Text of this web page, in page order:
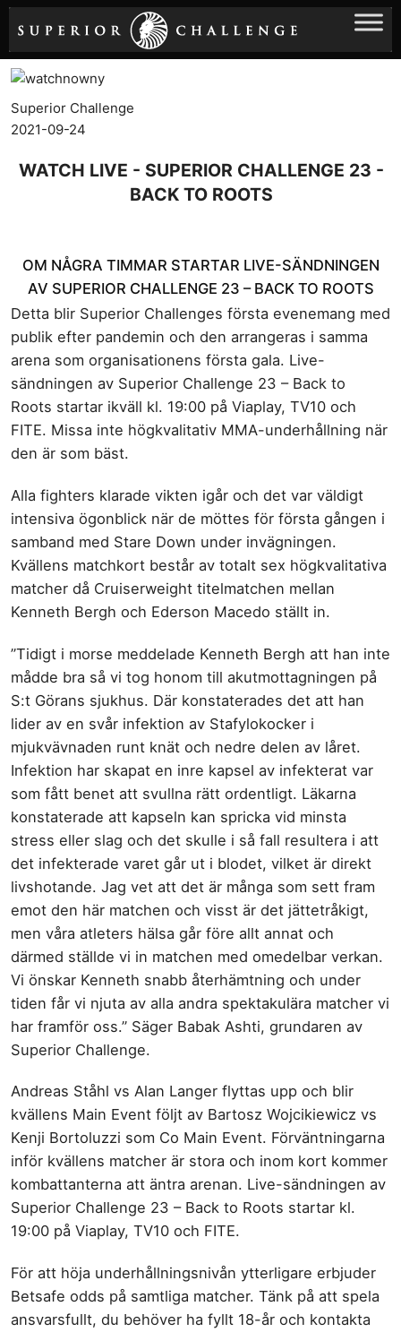
Hoppa
innehåll
Superior Challenge
2021-09-24
WATCH LIVE - SUPERIOR CHALLENGE 23 -
BACK TO ROOTS
OM NÅGRA TIMMAR STARTAR LIVE-SÄNDNINGEN
AV SUPERIOR CHALLENGE 23 – BACK TO ROOTS
Detta blir Superior Challenges första evenemang med
publik efter pandemin och den arrangeras i samma
arena som organisationens första gala. Live-
sändningen av Superior Challenge 23 – Back to
Roots startar ikväll kl. 19:00 på Viaplay, TV10 och
FITE. Missa inte högkvalitativ MMA-underhållning när
den är som bäst.
Alla fighters klarade vikten igår och det var väldigt
intensiva ögonblick när de möttes för första gången i
samband med Stare Down under invägningen.
Kvällens matchkort består av totalt sex högkvalitativa
matcher då Cruiserweight titelmatchen mellan
Kenneth Bergh och Ederson Macedo ställt in.
”Tidigt i morse meddelade Kenneth Bergh att han inte
mådde bra så vi tog honom till akutmottagningen på
S:t Görans sjukhus. Där konstaterades det att han
lider av en svår infektion av Stafylokocker i
mjukvävnaden runt knät och nedre delen av låret.
Infektion har skapat en inre kapsel av infekterat var
som fått benet att svullna rätt ordentligt. Läkarna
konstaterade att kapseln kan spricka vid minsta
stress eller slag och det skulle i så fall resultera i att
det infekterade varet går ut i blodet, vilket är direkt
livshotande. Jag vet att det är många som sett fram
emot den här matchen och visst är det jättetråkigt,
men våra atleters hälsa går före allt annat och
därmed ställde vi in matchen med omedelbar verkan.
Vi önskar Kenneth snabb återhämtning och under
tiden får vi njuta av alla andra spektakulära matcher vi
har framför oss.” Säger Babak Ashti, grundaren av
Superior Challenge.
Andreas Ståhl vs Alan Langer flyttas upp och blir
kvällens Main Event följt av Bartosz Wojcikiewicz vs
Kenji Bortoluzzi som Co Main Event. Förväntningarna
inför kvällens matcher är stora och inom kort kommer
kombattanterna att äntra arenan. Live-sändningen av
Superior Challenge 23 – Back to Roots startar kl.
19:00 på Viaplay, TV10 och FITE.
För att höja underhållningsnivån ytterligare erbjuder
Betsafe odds på samtliga matcher. Tänk på att spela
ansvarsfullt, du behöver ha fyllt 18-år och kontakta